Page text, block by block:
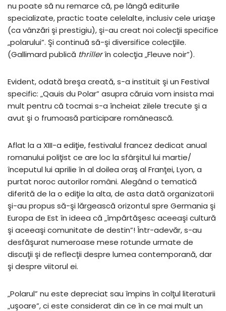
nu poate să nu remarce că, pe lângă editurile
specializate, practic toate celelalte, inclusiv cele uriaşe
(ca vânzări şi prestigiu), şi-au creat noi colecţii specifice
„polarului”. Şi continuă să-şi diversifice colecţiile.
(Gallimard publică thrillerîn colecţia „Fleuve noir”).
Evident, odată breşa creată, s-a instituit şi un Festival
specific: „Qauis du Polar” asupra căruia vom insista mai
mult pentru că tocmai s-a încheiat zilele trecute şi a
avut şi o frumoasă participare românească.
Aflat la a XIII-a ediţie, festivalul francez dedicat anual
romanului poliţist ce are loc la sfârşitul lui martie/
începutul lui aprilie în al doilea oraş al Franţei, Lyon, a
purtat noroc autorilor români. Alegând o tematică
diferită de la o ediţie la alta, de asta dată organizatorii
şi-au propus să-şi lărgească orizontul spre Germania şi
Europa de Est în ideea că „împărtăşesc aceeaşi cultură
şi aceeaşi comunitate de destin”! Într-adevăr, s-au
desfăşurat numeroase mese rotunde urmate de
discuţii şi de reflecţii despre lumea contemporană, dar
şi despre viitorul ei.
„Polarul” nu este depreciat sau împins în colţul literaturii
„uşoare”, ci este considerat din ce în ce mai mult un